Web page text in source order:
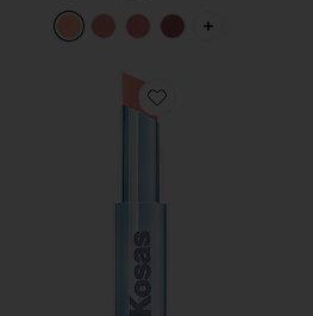
PLUS ICON
Favorite WET STICK リ